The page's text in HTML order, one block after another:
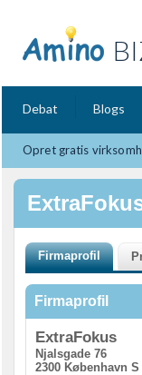
Debat Blogs
Opret gratis
Firmaprofil
ExtraFokus
Njalsgade 76
2300 København S